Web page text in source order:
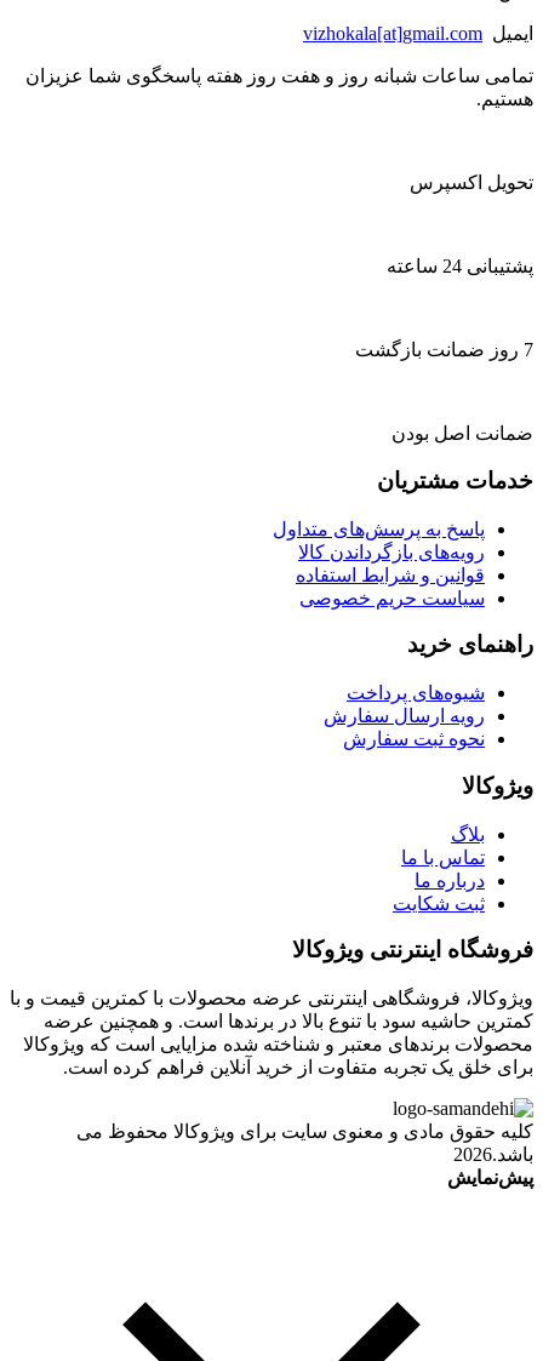
ایمیل vizhokala[at]gmail.com
تمامی ساعات شبانه روز و هفت روز هفته پاسخگوی شما عزیزان
هستیم.
تحویل اکسپرس
پشتیبانی 24 ساعته
7 روز ضمانت بازگشت
ضمانت اصل بودن
خدمات مشتریان
پاسخ به پرسش‌های متداول
رویه‌های بازگرداندن کالا
قوانین و شرایط استفاده
سیاست حریم خصوصی
راهنمای خرید
شیوه‌های پرداخت
رویه ارسال سفارش
نحوه ثبت سفارش
ویژوکالا
بلاگ
تماس با ما
درباره ما
ثبت شکایت
فروشگاه اینترنتی ویژوکالا
ویژوکالا، فروشگاهی اینترنتی عرضه محصولات با کمترین قیمت و با
کمترین حاشیه سود با تنوع بالا در برندها است. و همچنین عرضه
محصولات برندهای معتبر و شناخته شده مزایایی است که ویژوکالا
برای خلق یک تجربه متفاوت از خرید آنلاین فراهم کرده است.
کلیه حقوق مادی و معنوی سایت برای ویژوکالا محفوظ می
باشد.2026
پیش‌نمایش